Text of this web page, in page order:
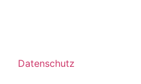
Datenschutz